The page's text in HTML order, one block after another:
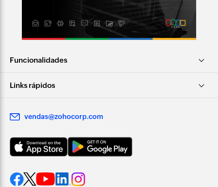
Funcionalidades
Links rápidos
vendas@zohocorp.com